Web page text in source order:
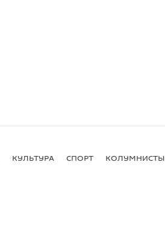
КУЛЬТУРА СПОРТ КОЛУМНИСТЫ